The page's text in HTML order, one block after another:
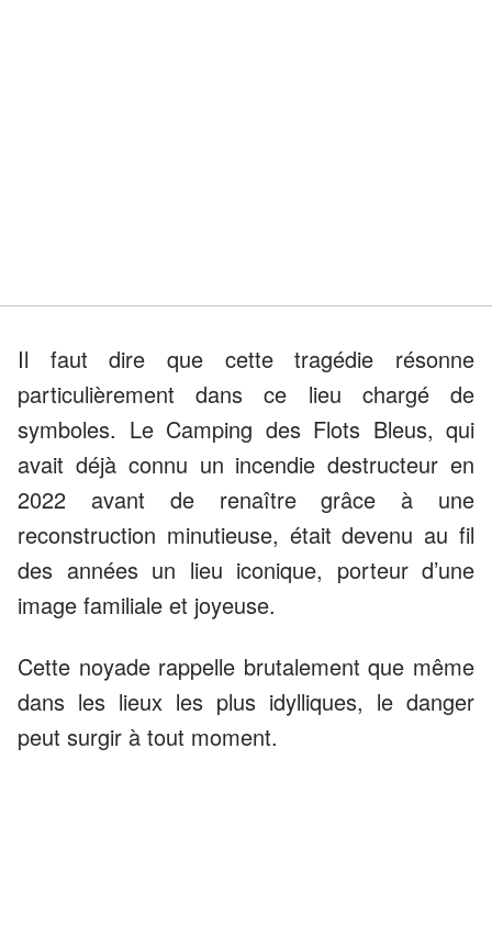
Il faut dire que cette tragédie résonne
particulièrement dans ce lieu chargé de
symboles. Le Camping des Flots Bleus, qui
avait déjà connu un incendie destructeur en
2022 avant de renaître grâce à une
reconstruction minutieuse, était devenu au fil
des années un lieu iconique, porteur d’une
image familiale et joyeuse.
Cette noyade rappelle brutalement que même
dans les lieux les plus idylliques, le danger
peut surgir à tout moment.